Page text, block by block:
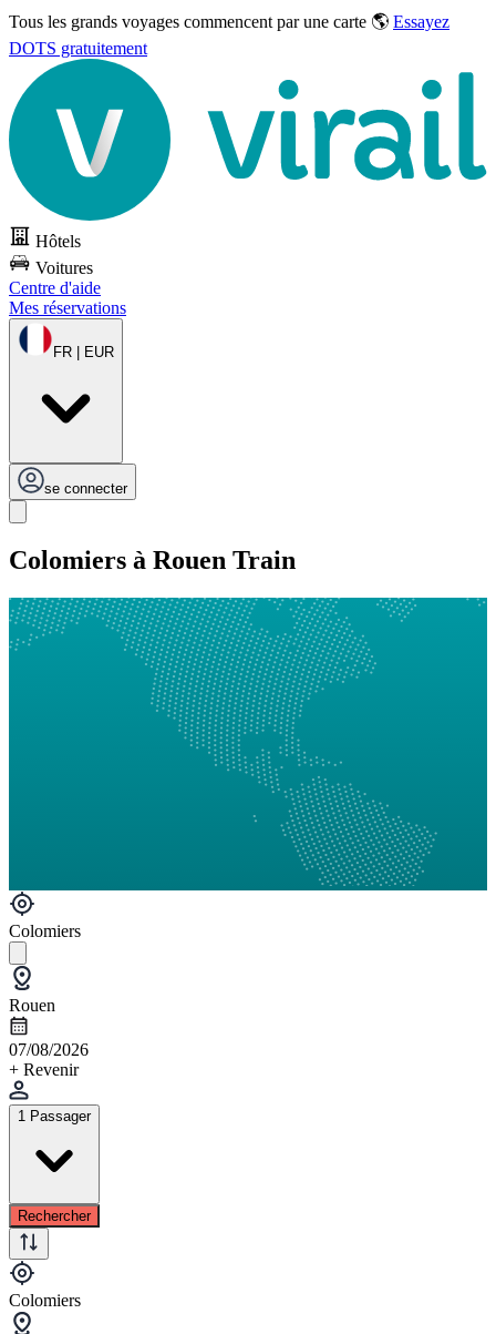
Tous les grands voyages commencent par une carte 🌎 Essayez
DOTS gratuitement
Hôtels
Voitures
Centre d'aide
Mes réservations
FR | EUR
se connecter
Colomiers à Rouen Train
Colomiers
Rouen
07/08/2026
+ Revenir
1 Passager
Rechercher
Colomiers